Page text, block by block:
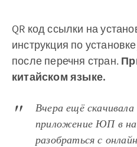
QR код ссылки на
инструкция по
после перечня стран.
китайском языке.
Вчера ещё
приложение ЮП в
разобраться с